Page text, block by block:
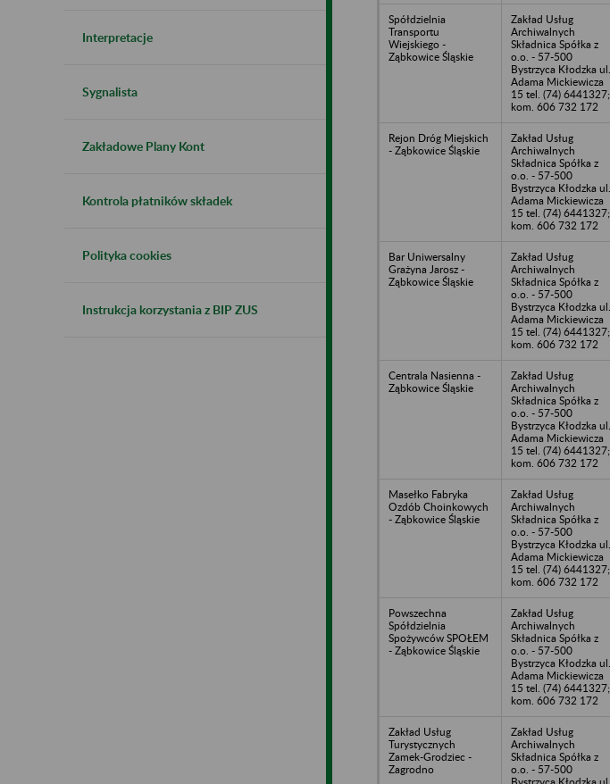
Interpretacje
Sygnalista
Zakładowe Plany Kont
Kontrola płatników składek
Polityka cookies
Instrukcja korzystania z BIP ZUS
Spółdzielnia
Transportu
Wiejskiego -
Ząbkowice Śląskie
Zakład Usług
Archiwalnych
Składnica Spółka z
o.o. - 57-500
Bystrzyca Kłodzka ul.
Adama Mickiewicza
15 tel. (74) 6441327;
kom. 606 732 172
Rejon Dróg Miejskich
- Ząbkowice Śląskie
Zakład Usług
Archiwalnych
Składnica Spółka z
o.o. - 57-500
Bystrzyca Kłodzka ul.
Adama Mickiewicza
15 tel. (74) 6441327;
kom. 606 732 172
Bar Uniwersalny
Grażyna Jarosz -
Ząbkowice Śląskie
Zakład Usług
Archiwalnych
Składnica Spółka z
o.o. - 57-500
Bystrzyca Kłodzka ul.
Adama Mickiewicza
15 tel. (74) 6441327;
kom. 606 732 172
Centrala Nasienna -
Ząbkowice Śląskie
Zakład Usług
Archiwalnych
Składnica Spółka z
o.o. - 57-500
Bystrzyca Kłodzka ul.
Adama Mickiewicza
15 tel. (74) 6441327;
kom. 606 732 172
Masełko Fabryka
Ozdób Choinkowych
- Ząbkowice Śląskie
Zakład Usług
Archiwalnych
Składnica Spółka z
o.o. - 57-500
Bystrzyca Kłodzka ul.
Adama Mickiewicza
15 tel. (74) 6441327;
kom. 606 732 172
Powszechna
Spółdzielnia
Spożywców SPOŁEM
- Ząbkowice Śląskie
Zakład Usług
Archiwalnych
Składnica Spółka z
o.o. - 57-500
Bystrzyca Kłodzka ul.
Adama Mickiewicza
15 tel. (74) 6441327;
kom. 606 732 172
Zakład Usług
Turystycznych
Zamek-Grodziec -
Zagrodno
Zakład Usług
Archiwalnych
Składnica Spółka z
o.o. - 57-500